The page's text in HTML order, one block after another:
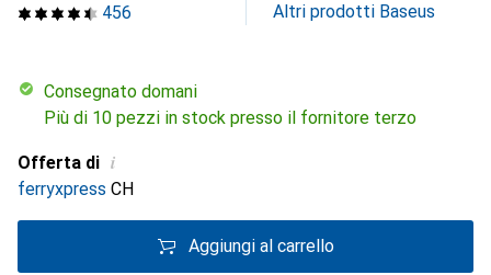
456 Altri prodotti Baseus
Consegnato domani
Più di 10 pezzi in stock presso il fornitore terzo
Offerta di i
ferryxpress CH
Aggiungi al carrello